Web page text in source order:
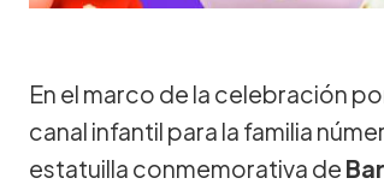
En el marco de la celebración
canal infantil para la familia
estatuilla conmemorativa de